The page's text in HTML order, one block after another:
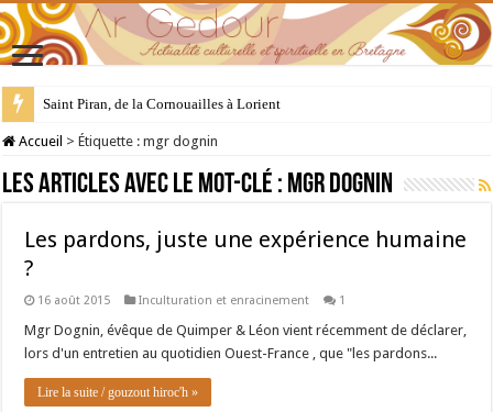
Saint Piran, de la Cornouailles à Lorient
Accueil > Étiquette :mgr dognin
Les articles avec le mot-clé : mgr dognin
Les pardons, juste une expérience humaine
?
16 août 2015 Inculturation et enracinement 1
Mgr Dognin, évêque de Quimper & Léon vient récemment de déclarer,
lors d'un entretien au quotidien Ouest-France , que "les pardons...
Lire la suite / gouzout hiroc'h »